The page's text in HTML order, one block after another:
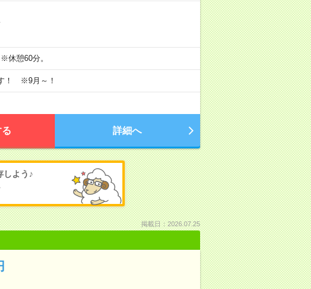
憩60分。
！ ※9月～！
詳細へ
しよう♪
掲載日：2026.07.25